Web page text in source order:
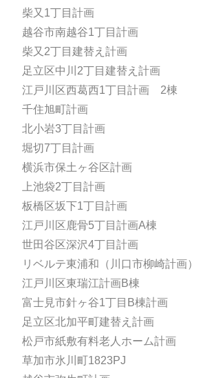
柴又1丁目計画
越谷市南越谷1丁目計画
柴又2丁目建替え計画
足立区中川2丁目建替え計画
江戸川区西葛西1丁目計画 2棟
千住旭町計画
北小岩3丁目計画
堀切7丁目計画
横浜市保土ヶ谷区計画
上池袋2丁目計画
板橋区坂下1丁目計画
江戸川区鹿骨5丁目計画A棟
世田谷区深沢4丁目計画
リベルテ東浦和（川口市柳崎計画）
江戸川区東瑞江計画B棟
富士見市針ヶ谷1丁目B棟計画
足立区北加平町建替え計画
松戸市紙敷有料老人ホーム計画
草加市氷川町1823PJ